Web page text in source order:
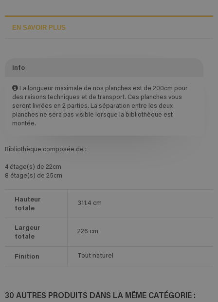
EN SAVOIR PLUS
Info
La longueur maximale de nos planches est de 200cm pour
des raisons techniques et de transport. Ces planches vous
seront livrées en 2 parties. La séparation entre les deux
planches ne sera pas visible lorsque la bibliothèque est
montée.
Bibliothèque composée de :
4 étage(s) de 22cm
8 étage(s) de 25cm
Hauteur
totale
311.4 cm
Largeur
totale
226 cm
Finition Tout naturel
30 AUTRES PRODUITS DANS LA MÊME CATÉGORIE :